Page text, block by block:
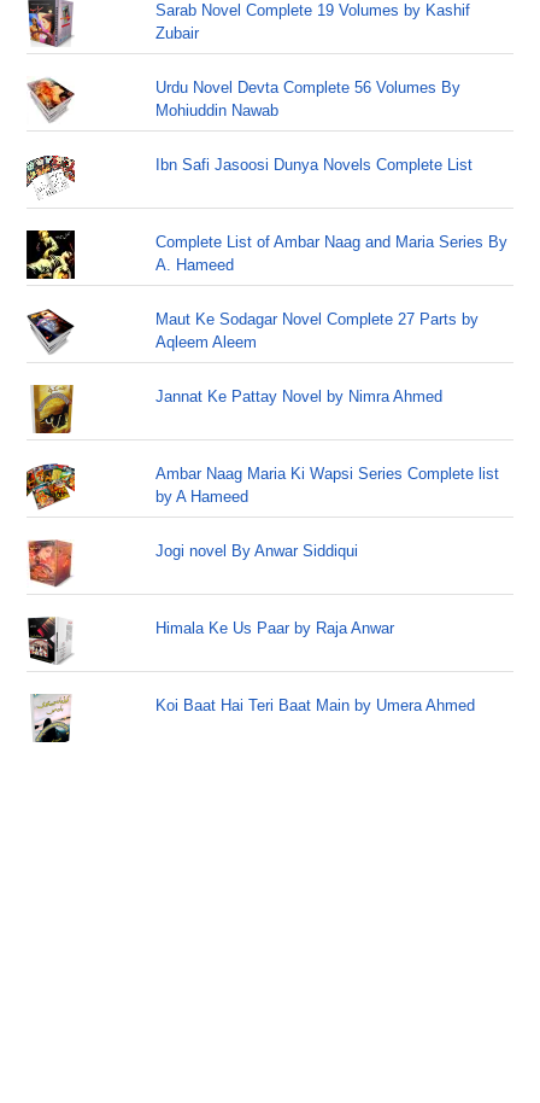
Sarab Novel Complete 19 Volumes by Kashif
Zubair
Urdu Novel Devta Complete 56 Volumes By
Mohiuddin Nawab
Ibn Safi Jasoosi Dunya Novels Complete List
Complete List of Ambar Naag and Maria Series By
A. Hameed
Maut Ke Sodagar Novel Complete 27 Parts by
Aqleem Aleem
Jannat Ke Pattay Novel by Nimra Ahmed
Ambar Naag Maria Ki Wapsi Series Complete list
by A Hameed
Jogi novel By Anwar Siddiqui
Himala Ke Us Paar by Raja Anwar
Koi Baat Hai Teri Baat Main by Umera Ahmed